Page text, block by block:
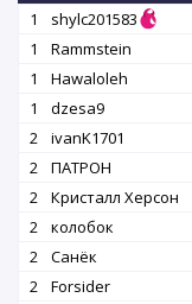
1 shylc201583
1
Rammstein
1
Hawaloleh
1
dzesa9
2
ivanK1701
2
ПАТРОН
2
Кристалл Херсон
2
колобок
2
Санёк
2
Forsider